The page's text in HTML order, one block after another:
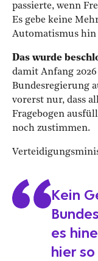
passierte, wenn
Es gebe keine
Automatismus hin
Das wurde
damit Anfang
Bundesregierung
vorerst nur, dass
Fragebogen
noch zustimmen.
Kein
es
hier